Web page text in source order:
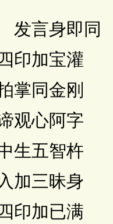
身即同
加宝灌
同金刚
心阿字
五智杵
三昧身
加已满